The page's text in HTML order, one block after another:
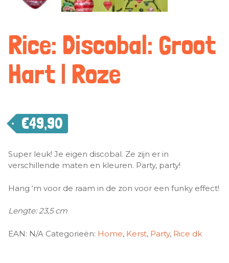
Rice: Discobal: Groot
Hart | Roze
€49,90
Super leuk! Je eigen discobal. Ze zijn er in
verschillende maten en kleuren. Party, party!
Hang ‘m voor de raam in de zon voor een funky effect!
Lengte: 23,5 cm
EAN: N/A Categorieën: Home, Kerst, Party, Rice dk